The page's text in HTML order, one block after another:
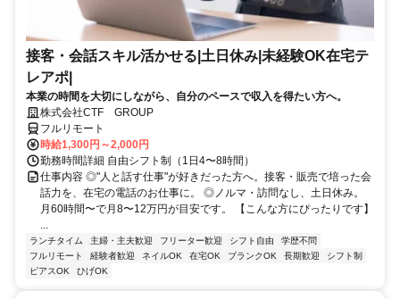
接客・会話スキル活かせる|土日休み|未経験OK在宅テ
レアポ|
本業の時間を大切にしながら、自分のペースで収入を得たい方へ。
株式会社CTF GROUP
フルリモート
時給1,300円～2,000円
勤務時間詳細 自由シフト制（1日4〜8時間）
仕事内容 ◎"人と話す仕事"が好きだった方へ。接客・販売で培った会
話力を、在宅の電話のお仕事に。 ◎ノルマ・訪問なし、土日休み。
月60時間〜で月8〜12万円が目安です。 【こんな方にぴったりです】
ランチタイム 主婦・主夫歓迎 フリーター歓迎 シフト自由
学歴不問
フルリモート
経験者歓迎 ネイルOK 在宅OK ブランクOK 長期歓迎
シフト制
ピアスOK
ひげOK